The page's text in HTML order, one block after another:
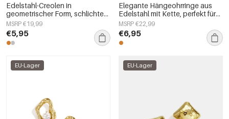
Edelstahl-Creolen in
geometrischer Form, schlichte
Alltags-Serie, Damenschmuck
MSRP €19,99
€5,95
Elegante Hängeohrringe aus
Edelstahl mit Kette, perfekt für
festliche Anlässe und Partys.
Luxuriöse Damenschmuckserie.
MSRP €22,99
€6,95
EU-Lager EU-Lager